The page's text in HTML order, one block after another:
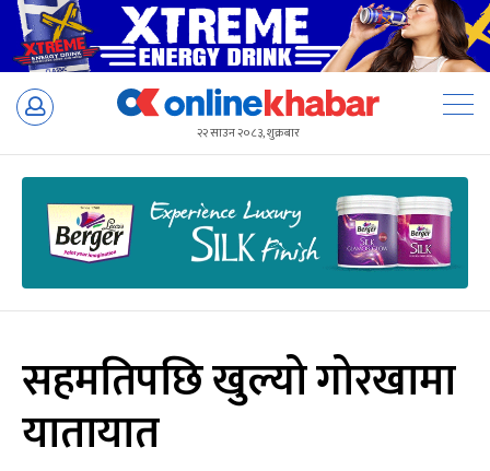
Skip
२२ साउन २०८३, शुक्रबार
सहमतिपछि खुल्यो गोरखामा
यातायात